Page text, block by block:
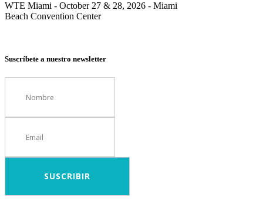
WTE Miami - October 27 & 28, 2026 - Miami
Beach Convention Center
Suscríbete a nuestro newsletter